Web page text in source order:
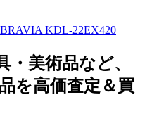
KDL-22EX420
・美術品など、
を高価査定＆買